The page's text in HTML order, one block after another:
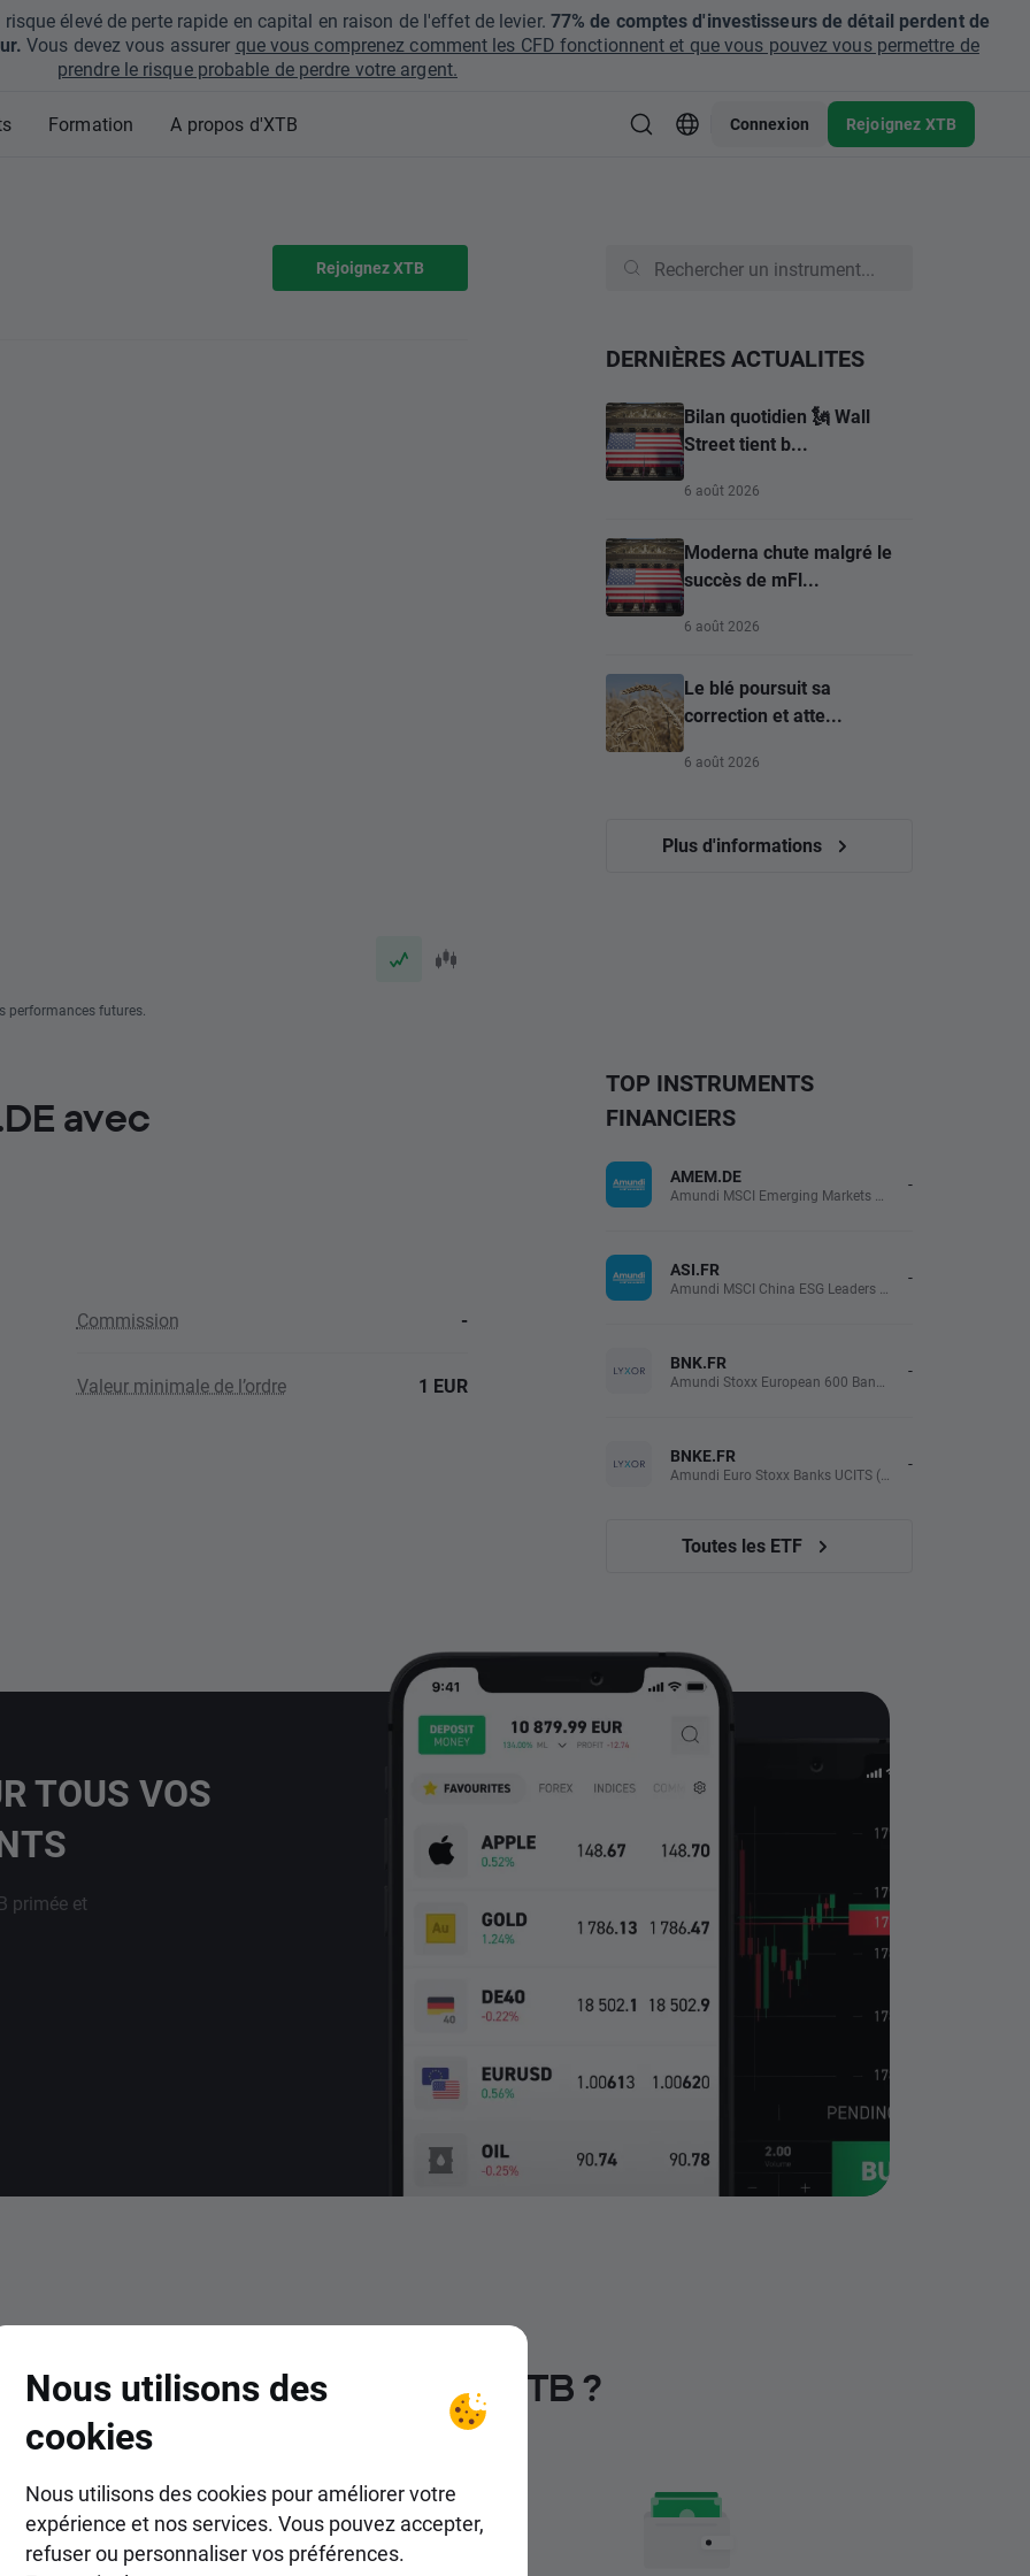
élevé de perte rapide en capital en raison de l'effet de levier. 77% de comptes d'investisseurs de détail perdent de
Vous devez vous assurer que vous comprenez comment les CFD fonctionnent et que vous pouvez vous permettre de
prendre le risque probable de perdre votre argent.
Formation A propos d'XTB Connexion Rejoignez XTB
Rejoignez XTB
performances futures.
DERNIÈRES ACTUALITES
Bilan quotidien 🗽 Wall
Street tient b...
6 août 2026
Moderna chute malgré le
succès de mFl...
6 août 2026
Le blé poursuit sa
correction et atte...
6 août 2026
Plus d'informations
avec
Commission -
Valeur minimale de l’ordre 1 EUR
TOP INSTRUMENTS
FINANCIERS
AMEM.DE -
ASI.FR -
BNK.FR -
BNKE.FR -
Toutes les ETF
TOUS VOS
primée et
investir dans ETF chez XTB ?
Nous utilisons des
cookies
Nous utilisons des cookies pour améliorer votre
expérience et nos services. Vous pouvez accepter,
refuser ou personnaliser vos préférences.